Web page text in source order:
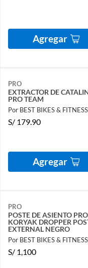
Agregar
PRO
EXTRACTOR DE
PRO TEAM
Por BEST BIKES & FITNESS
S/ 179.90
Agregar
PRO
POSTE DE ASIENTO PRO
KORYAK DROPPER
EXTERNAL NEGRO
Por BEST BIKES & FITNESS
S/ 1,100